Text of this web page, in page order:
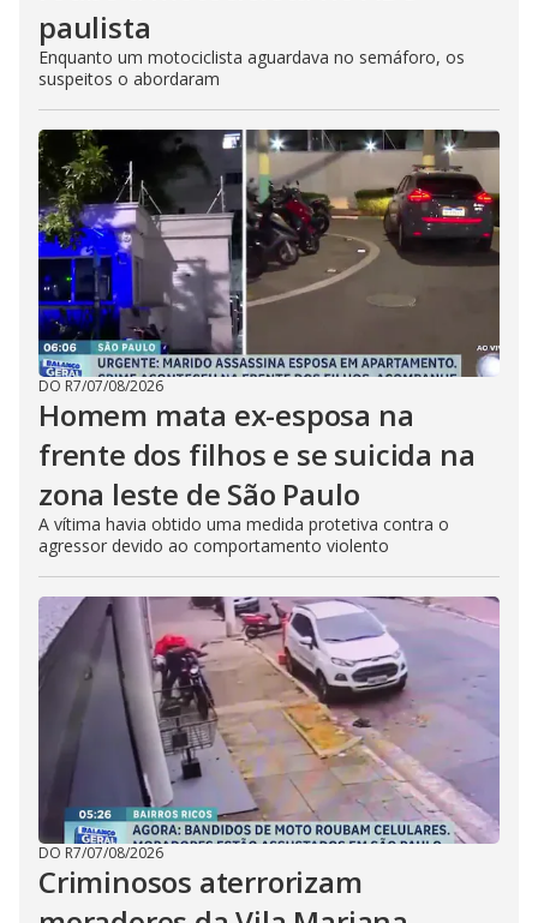
paulista
Enquanto um motociclista aguardava no semáforo, os
suspeitos o abordaram
DO R7/07/08/2026
Homem mata ex-esposa na
frente dos filhos e se suicida na
zona leste de São Paulo
A vítima havia obtido uma medida protetiva contra o
agressor devido ao comportamento violento
DO R7/07/08/2026
Criminosos aterrorizam